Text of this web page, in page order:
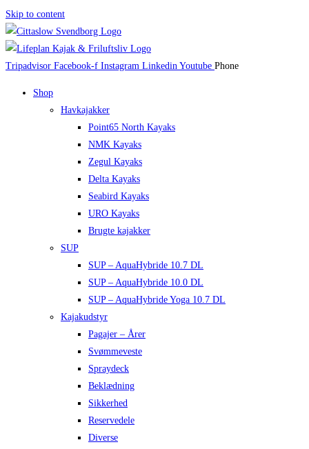
Skip to content
Tripadvisor Facebook-f Instagram Linkedin Youtube Phone
Shop
Havkajakker
Point65 North Kayaks
NMK Kayaks
Zegul Kayaks
Delta Kayaks
Seabird Kayaks
URO Kayaks
Brugte kajakker
SUP
SUP – AquaHybride 10.7 DL
SUP – AquaHybride 10.0 DL
SUP – AquaHybride Yoga 10.7 DL
Kajakudstyr
Pagajer – Årer
Svømmeveste
Spraydeck
Beklædning
Sikkerhed
Reservedele
Diverse